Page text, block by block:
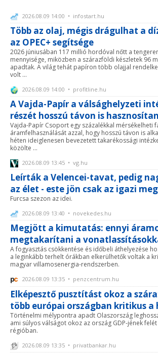
2026.08.09 14:00 • infostart.hu
Több az olaj, mégis drágulhat a
az OPEC+ segítsége
2026 júniusában 117 millió hordóval nőtt a
mennyisége, miközben a szárazföldi készletek 96
apadtak. A világ tehát papíron több olajjal
volt ...
2026.08.09 14:00 • profitline.hu
A Vajda-Papír a válsághelyzeti
részét hosszú távon is
Vajda-Papír Csoport egy százalékkal mérsékelheti
áramfelhasználását azzal, hogy hosszú távon is
héten ideiglenesen bevezetett takarékossági
közölte ...
2026.08.09 13:45 • vg.hu
Leírták a Velencei-tavat, pedig
az élet - este jön csak az igazi
Furcsa szezon az idei.
2026.08.09 13:40 • novekedes.hu
Megjött a kimutatás: ennyi
megtakarítani a
A fogyasztás csökkentése és időbeli áthelyezése
a leginkább terhelt órákban elkerülhetők voltak a
magyar villamosenergia-rendszerben.
2026.08.09 13:35 • penzcentrum.hu
Elképesztő pusztítást okoz a
több európai országban kritikus a
Történelmi mélypontra apadt Olaszország
ami súlyos válságot okoz az ország GDP-jének
régióban.
2026.08.09 13:35 • privatbankar.hu